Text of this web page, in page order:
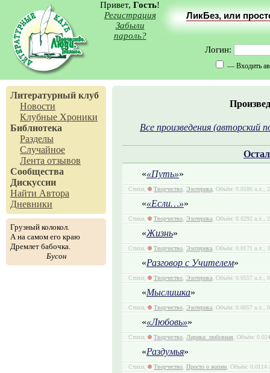
Привет, Гость!
Регистрация
Забыли
пароль?
ЛикБез, или
Логин:
— Входить
Литературный клуб
Новости
Клубные Хроники
Библиотека
Разделы
Случайное
Лента отзывов
Сообщества
Дискуссии
Найти Автора
Дневники
Грузный колокол.
А на самом его краю
Дремлет бабочка.
Бусон
Все произведения (авторский
««Путь»»
Стихи, Творчество, Эзотерика, Объём: 0.0186 а.л.,
««Если…»»
Стихи, Творчество, Эзотерика, Объём: 0.0292 а.л.,
«Жизнь»
Стихи, Творчество, Эзотерика, Объём: 0.0171 а.л.,
«Разговор с Учителем»
Стихи, Творчество, Эзотерика, Объём: 0.0557 а.л.,
«Мыслишка»
Стихи, Творчество, Эзотерика, Объём: 0.0057 а.л.,
««Любовь»»
Стихи, Творчество, Лирика: любовная, Объём:
«Раздумья»
Стихи, Творчество, Просто о жизни, Объём: 0.0114